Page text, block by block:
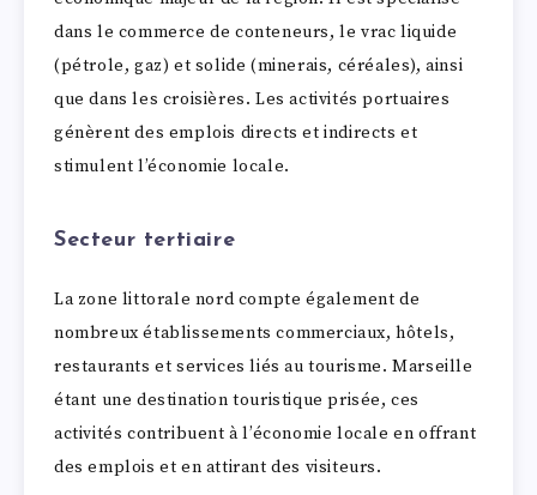
dans le commerce de conteneurs, le vrac liquide
(pétrole, gaz) et solide (minerais, céréales), ainsi
que dans les croisières. Les activités portuaires
génèrent des emplois directs et indirects et
stimulent l’économie locale.
Secteur tertiaire
La zone littorale nord compte également de
nombreux établissements commerciaux, hôtels,
restaurants et services liés au tourisme. Marseille
étant une destination touristique prisée, ces
activités contribuent à l’économie locale en offrant
des emplois et en attirant des visiteurs.